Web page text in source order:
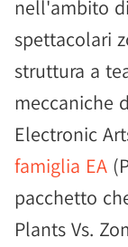
nell'ambito
spettacolari
struttura a
meccaniche
Electronic
famiglia EA
pacchetto
Plants Vs.